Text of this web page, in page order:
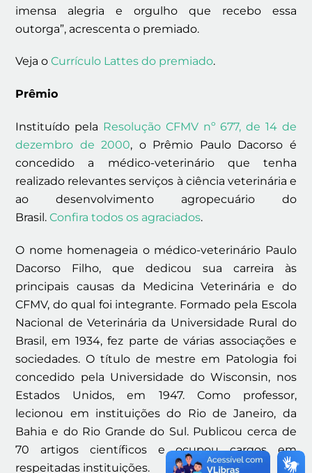
imensa alegria e orgulho que recebo essa
outorga”, acrescenta o premiado.
Veja oCurrículo Lattes do premiado.
Prêmio
Instituído pela Resolução CFMV nº 677, de 14 de
dezembro de 2000, o Prêmio Paulo Dacorso é
concedido a médico-veterinário que tenha
realizado relevantes serviços à ciência veterinária e
ao desenvolvimento agropecuário do
Brasil.Confira todos os agraciados.
O nome homenageia o médico-veterinário Paulo
Dacorso Filho, que dedicou sua carreira às
principais causas da Medicina Veterinária e do
CFMV, do qual foi integrante. Formado pela Escola
Nacional de Veterinária da Universidade Rural do
Brasil, em 1934, fez parte de várias associações e
sociedades. O título de mestre em Patologia foi
concedido pela Universidade do Wisconsin, nos
Estados Unidos, em 1947. Como professor,
lecionou em instituições do Rio de Janeiro, da
Bahia e do Rio Grande do Sul. Publicou cerca de
70 artigos científicos e ocupou cargos em
respeitadas instituições.